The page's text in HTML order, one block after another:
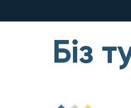
Біз